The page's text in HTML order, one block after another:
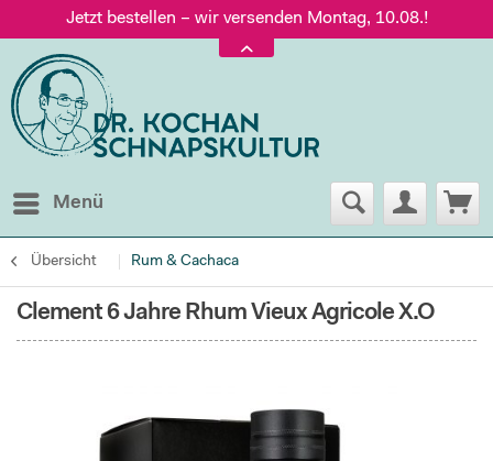
Jetzt bestellen – wir versenden Montag, 10.08.!
Versand nur 5,60 €, gratis ab 95 € Warenwert
Jetzt bestellen – wir versenden Montag, 10.08.!
Menü
Übersicht Rum & Cachaca
Clement 6 Jahre Rhum Vieux Agricole X.O